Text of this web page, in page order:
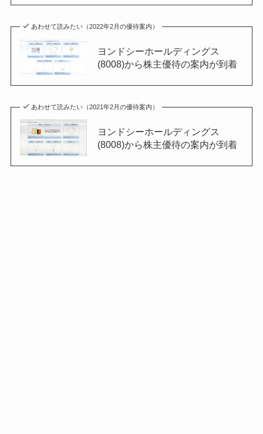
あわせて読みたい（2022年2月の優待案内）
ヨンドシーホールディングス
(8008)から株主優待の案内が到着
あわせて読みたい（2021年2月の優待案内）
ヨンドシーホールディングス
(8008)から株主優待の案内が到着